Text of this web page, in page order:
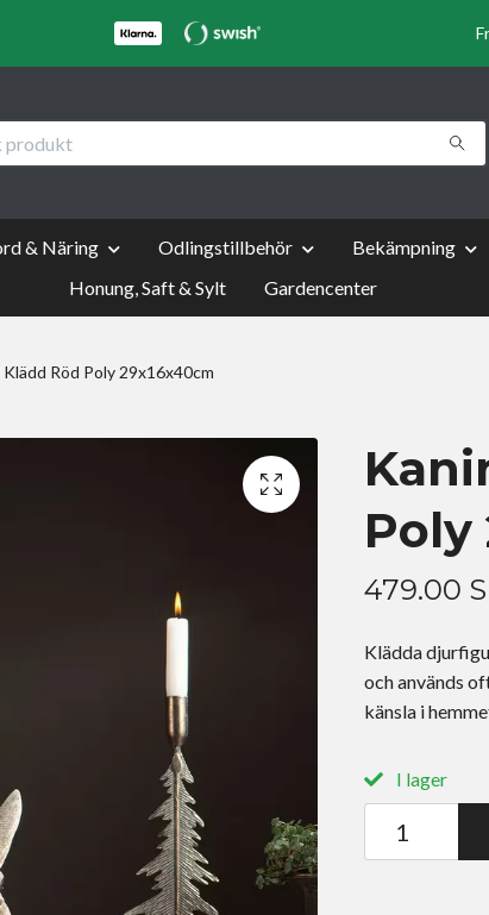
& Näring Odlingstillbehör Bekämpning
Honung, Saft & Sylt
Gardencenter
Klädd Röd Poly 29x16x40cm
Poly
479.00
Klädda
och används
känsla i
I lager